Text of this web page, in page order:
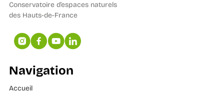
Conservatoire d’espaces naturels
des Hauts-de-France
Navigation
Accueil